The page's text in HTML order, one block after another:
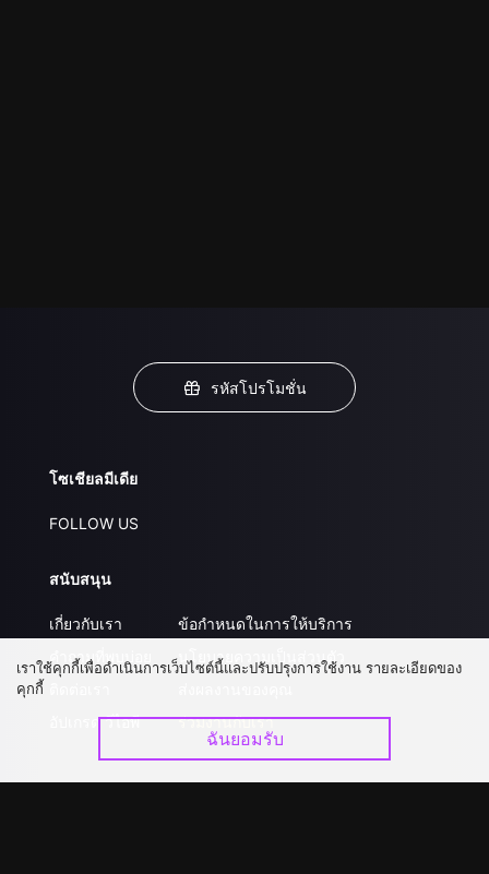
รหัสโปรโมชั่น
โซเชียลมีเดีย
FOLLOW US
สนับสนุน
เกี่ยวกับเรา
คำถามที่พบบ่อย
อัปเกรด วีไอพี
ข้อกำหนดในการให้บริการ
นโยบายความเป็นส่วนตัว
ร่วมงานกับเรา
เราใช้คุกกี้เพื่อดำเนินการเว็บไซต์นี้และปรับปรุงการใช้งาน รายละเอียดของ
คุกกี้
ฉันยอมรับ